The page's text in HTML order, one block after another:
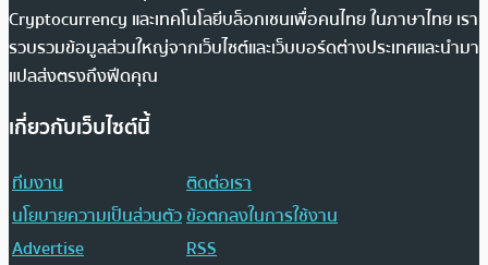
Cryptocurrency และเทคโนโลยีบล็อกเชนเพื่อคนไทย ในภาษาไทย เรา
รวบรวมข้อมูลส่วนใหญ่จากเว็บไซต์และเว็บบอร์ดต่างประเทศและนำมา
แปลส่งตรงถึงฟีดคุณ
เกี่ยวกับเว็บไซต์นี้
ทีมงาน
ติดต่อเรา
นโยบายความเป็นส่วนตัวข้อตกลงในการใช้งาน
Advertise
RSS